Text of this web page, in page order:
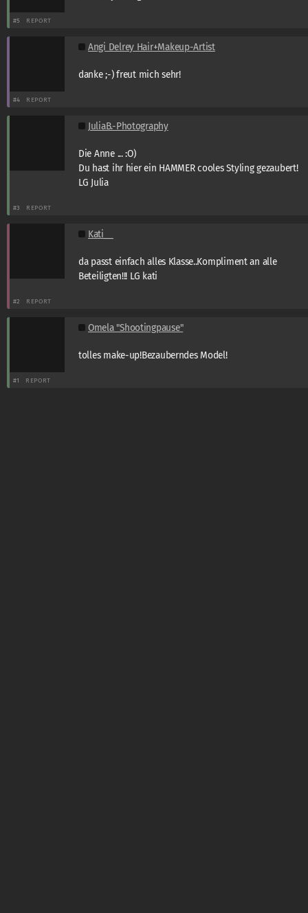
#5 REPORT
Angi Delrey Hair+Makeup-Artist
danke ;-) freut mich sehr!
#4 REPORT
JuliaB.-Photography
Die Anne ... :O)
Du hast ihr hier ein HAMMER cooles Styling gezaubert!
LG Julia
#3 REPORT
Kati__
da passt einfach alles Klasse..Kompliment an alle
Beteiligten!!! LG kati
#2 REPORT
Omela "Shootingpause"
tolles make-up!Bezauberndes Model!
#1 REPORT